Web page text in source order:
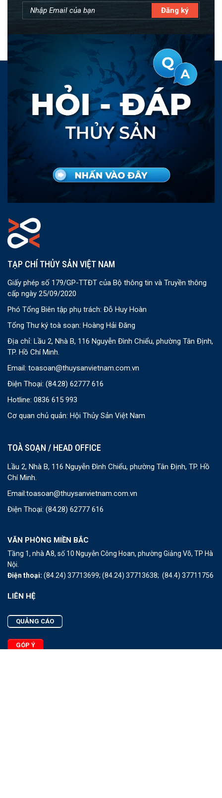
TẠP CHÍ THỦY SẢN VIỆT NAM
Giấy phép số 179/GP-TTĐT của Bộ thông tin và Truyền thông
cấp ngày 25/09/2020
Phó Tổng Biên tập phụ trách: Đỗ Huy Hoàn
Tổng Thư ký toà soạn: Hoàng Hải Đăng
Địa chỉ: Lầu 2, Nhà B, 116 Nguyễn Đình Chiểu, phường Tân Định,
TP. Hồ Chí Minh.
Email: toasoan@thuysanvietnam.com.vn
Điện Thoại: (84.28) 62777 616
Hotline: 0836 615 993
Cơ quan chủ quản: Hội Thủy Sản Việt Nam
TOÀ SOẠN / HEAD OFFICE
Lầu 2, Nhà B, 116 Nguyễn Đình Chiểu, phường Tân Định, TP. Hồ
Chí Minh.
Email:toasoan@thuysanvietnam.com.vn
Điện Thoại: (84.28) 62777 616
VĂN PHÒNG MIỀN BẮC
Tầng 1, nhà A8, số 10 Nguyễn Công Hoan, phường Giảng Võ, TP Hà
Nội.
Điện thoại: (84.24) 37713699; (84.24) 37713638; (84.4) 37711756
LIÊN HỆ
QUẢNG CÁO
GÓP Ý